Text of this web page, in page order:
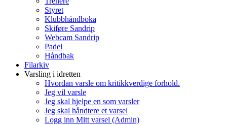
Styret
Klubbhåndboka
Skiføre Sandrip
Webcam Sandrip
Padel
Håndbak
Filarkiv
Varsling i idretten
Hvordan varsle om kritikkverdige forhold.
Jeg vil varsle
Jeg skal hjelpe en som varsler
Jeg skal håndtere et varsel
Logg inn Mitt varsel (Admin)